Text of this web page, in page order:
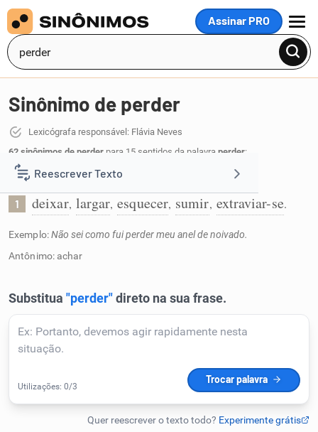
Assinar PRO
MENU
Reescrever Texto
Resumir Texto
Corrigir Texto
Detector de IA
Humanizador de IA
Sinônimo de perder
Lexicógrafa responsável: Flávia Neves
62 sinônimos de perder para 15 sentidos da palavra perder:
Ficar sem algo sem querer:
1 deixar, largar, esquecer, sumir, extraviar-se.
Exemplo:Não sei como fui perder meu anel de noivado.
Antônimo: achar